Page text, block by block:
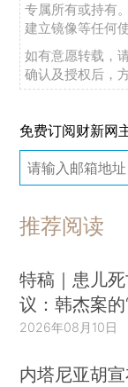
专属所有或持有
建立镜像等任何使
如有意愿转载，
确认及授权后，
免费订阅财新网
推荐阅读
特稿｜患儿
议：韩杰案的
2026年08月10日
内塔尼亚胡